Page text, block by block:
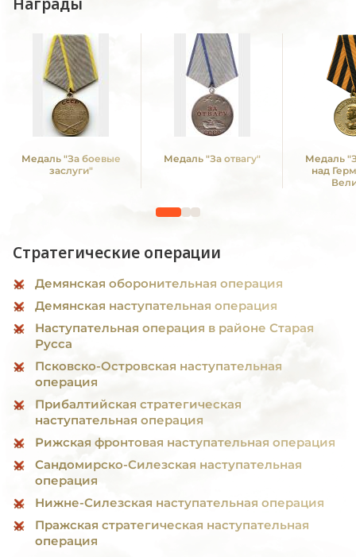
Медаль "За боевые
заслуги"
Медаль "За отвагу"
Медаль
над
Стратегические операции
Демянская оборонительная операция
Демянская наступательная операция
Наступательная операция в районе Старая
Русса
Псковско-Островская наступательная
операция
Прибалтийская стратегическая
наступательная операция
Рижская фронтовая наступательная операция
Сандомирско-Силезская наступательная
операция
Нижне-Силезская наступательная операция
Пражская стратегическая наступательная
операция